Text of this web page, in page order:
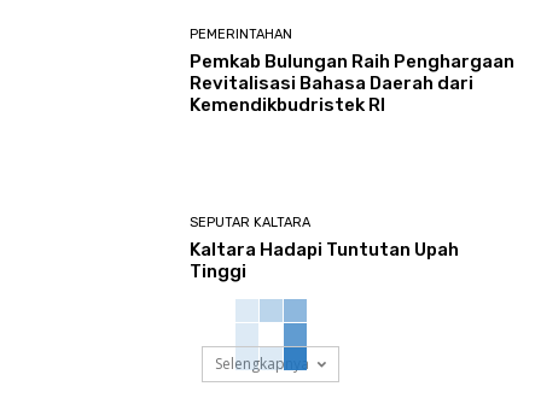
PEMERINTAHAN
Pemkab Bulungan Raih Penghargaan
Revitalisasi Bahasa Daerah dari
Kemendikbudristek RI
SEPUTAR KALTARA
Kaltara Hadapi Tuntutan Upah
Tinggi
Selengkapnya